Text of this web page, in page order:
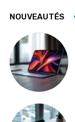
NOUVEAUTÉS